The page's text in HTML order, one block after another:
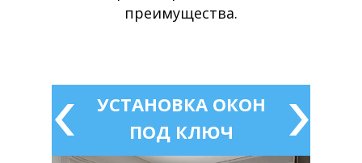
преимущества.
УСТАНОВКА ОКОН
ПОД КЛЮЧ